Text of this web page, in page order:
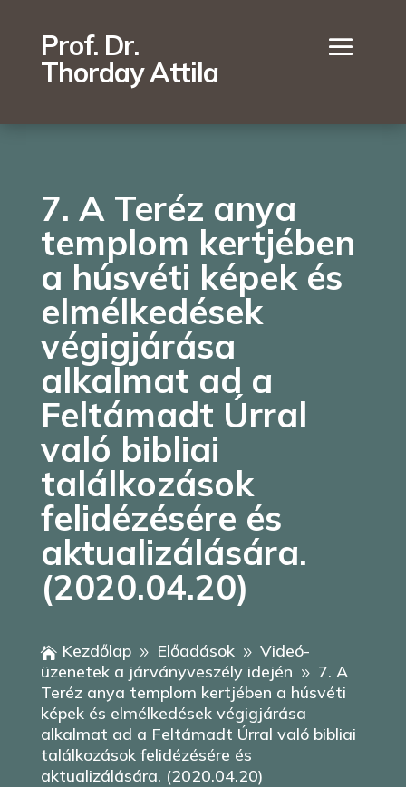
Prof. Dr.
Thorday Attila
7. A Teréz anya
templom kertjében
a húsvéti képek és
elmélkedések
végigjárása
alkalmat ad a
Feltámadt Úrral
való bibliai
találkozások
felidézésére és
aktualizálására.
(2020.04.20)
 Kezdőlap 9 Előadások 9 Videó-
üzenetek a járványveszély idején
9 7. A
Teréz anya templom kertjében a húsvéti
képek és elmélkedések végigjárása
alkalmat ad a Feltámadt Úrral való bibliai
találkozások felidézésére és
aktualizálására. (2020.04.20)